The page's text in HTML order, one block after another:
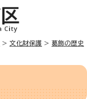
> 文化財保護 > 葛飾の歴史